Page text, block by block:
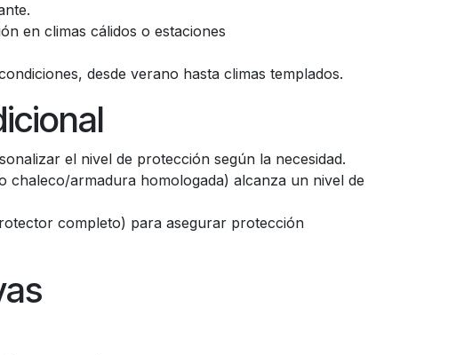
en climas cálidos o estaciones
desde verano hasta climas templados.
el nivel de protección según la necesidad.
chaleco/armadura homologada) alcanza un nivel de
completo) para asegurar protección